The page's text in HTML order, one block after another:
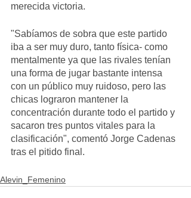
merecida victoria.
"Sabíamos de sobra que este partido
iba a ser muy duro, tanto física- como
mentalmente ya que las rivales tenían
una forma de jugar bastante intensa
con un público muy ruidoso, pero las
chicas lograron mantener la
concentración durante todo el partido y
sacaron tres puntos vitales para la
clasificación", comentó Jorge Cadenas
tras el pitido final.
Alevin_Femenino